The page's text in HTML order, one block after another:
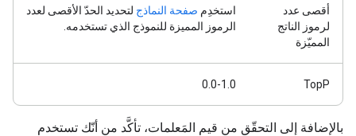
أقصى عدد
لرموز الناتج
المميّزة
استخدِم صفحة النماذج لتحديد الحدّ الأقصى لعدد
الرموز المميزة للنموذج الذي تستخدمه.
TopP
‫0.0-1.0
بالإضافة إلى التحقّق من قيم المَعلمات، تأكَّد من أنّك تستخدم